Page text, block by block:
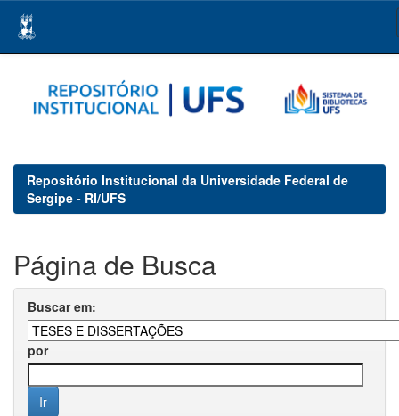
navigation
Repositório Institucional da Universidade Federal de
Sergipe - RI/UFS
Página de Busca
Buscar em:
por